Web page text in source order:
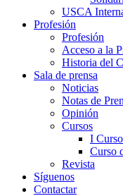
USCA
Profesión
Profesión
Acceso a la
Historia del
Sala de prensa
Noticias
Notas de
Opinión
Cursos
I
Curso
Revista
Síguenos
Contactar